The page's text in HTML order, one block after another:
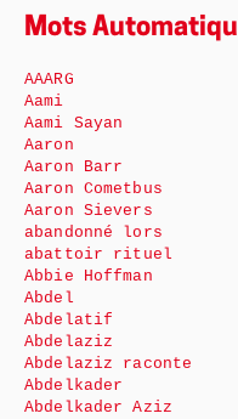
Mots
AAARG
Aami
Aami Sayan
Aaron
Aaron Barr
Aaron Cometbus
Aaron Sievers
abandonné lors
abattoir rituel
Abbie Hoffman
Abdel
Abdelatif
Abdelaziz
Abdelaziz raconte
Abdelkader
Abdelkader Aziz